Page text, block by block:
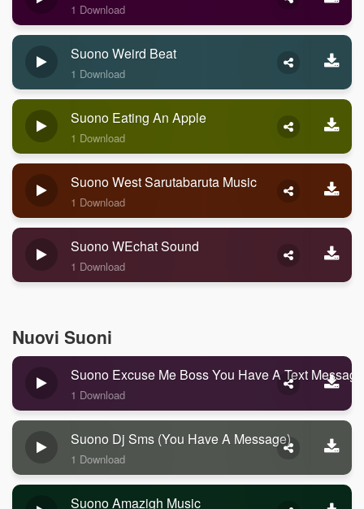
1 Download
Suono Weird Beat
1 Download
Suono Eating An Apple
1 Download
Suono West Sarutabaruta Music
1 Download
Suono WEchat Sound
1 Download
Nuovi Suoni
Suono Excuse Me Boss You Have A Text Message
1 Download
Suono Dj Sms (you Have A Message)
1 Download
Suono Amazigh Music